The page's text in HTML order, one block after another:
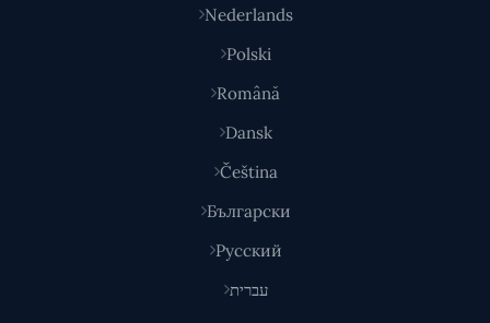
Nederlands
Polski
Română
Dansk
Čeština
Български
Русский
עברית